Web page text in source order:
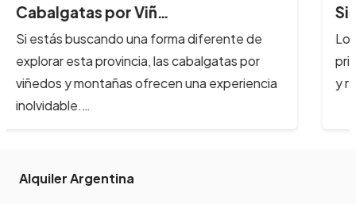
Sierras de Có…
Los ríos y arroyos de Córdoba son los
principales atractivos turísticos de la provincia
y reciben cada año, cientos de…
Alquiler Argentina